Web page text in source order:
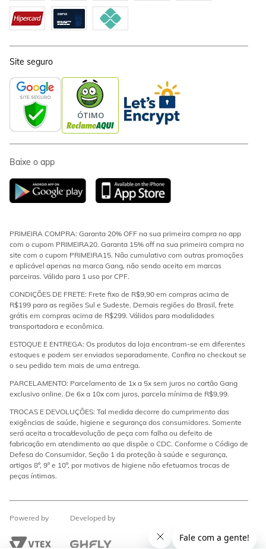
Site seguro
Baixe o app
PRIMEIRA COMPRA: Garanta 20% OFF na sua primeira compra no app
com o cupom PRIMEIRA20. Garanta 15% off na sua primeira compra no
site com o cupom PRIMEIRA15. Não cumulativo com outras promoções
e aplicável apenas na marca Gang, não sendo aceito em marcas
parceiras. Válido para 1 uso por CPF.
CONDIÇÕES DE FRETE: Frete fixo de R$9,90 em compras acima de
R$199 para as regiões Sul e Sudeste. Demais regiões do Brasil, frete
grátis em compras acima de R$299. Válidos para modalidades
transportadora e econômica.
ESTOQUE E ENTREGA: Os produtos da loja encontram-se em diferentes
estoques e podem ser enviados separadamente. Confira no checkout se
o seu pedido tem mais de uma entrega.
PARCELAMENTO: Parcelamento de 1x a 5x sem juros no cartão Gang
exclusivo online. De 6x a 10x com juros, parcela mínima de R$9,99.
TROCAS E DEVOLUÇÕES: Tal medida decorre do cumprimento das
exigências de saúde, higiene e segurança dos consumidores. Somente
será aceita a troca/devolução de peça com falha ou defeito de
fabricação em atendimento ao que dispõe o CDC. Conforme o Código de
Defesa do Consumidor, Seção 1 da proteção à saúde e segurança,
artigos 8º, 9º e 10º, por motivos de higiene não efetuamos trocas de
peças íntimas.
Powered by Developed by